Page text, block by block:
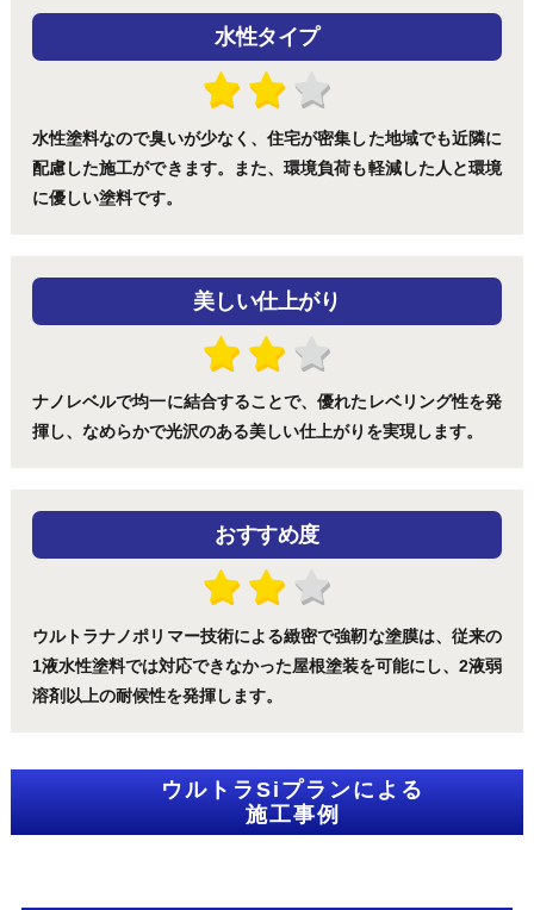
水性タイプ
水性塗料なので臭いが少なく、住宅が密集した地域でも近隣に
配慮した施工ができます。また、環境負荷も軽減した人と環境
に優しい塗料です。
美しい仕上がり
ナノレベルで均一に結合することで、優れたレベリング性を発
揮し、なめらかで光沢のある美しい仕上がりを実現します。
おすすめ度
ウルトラナノポリマー技術による緻密で強靭な塗膜は、従来の
1液水性塗料では対応できなかった屋根塗装を可能にし、2液弱
溶剤以上の耐候性を発揮します。
ウルトラSiプランによる
施工事例